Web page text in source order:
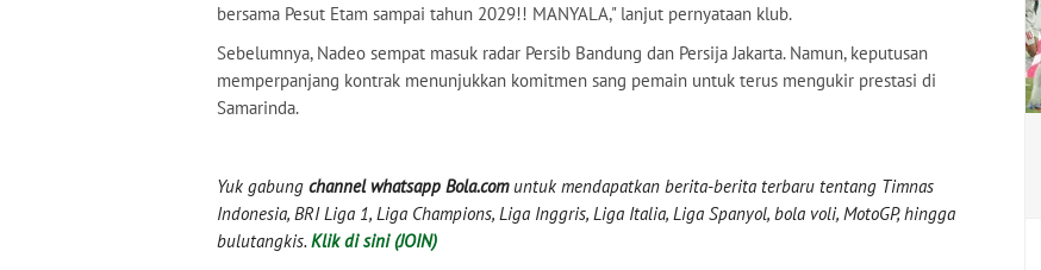
bersama Pesut Etam sampai tahun 2029!! MANYALA," lanjut pernyataan klub.
Sebelumnya, Nadeo sempat masuk radar Persib Bandung dan Persija Jakarta. Namun, keputusan
memperpanjang kontrak menunjukkan komitmen sang pemain untuk terus mengukir prestasi di
Samarinda.
Yuk gabung channel whatsapp Bola.comuntuk mendapatkan berita-berita terbaru tentang Timnas
Indonesia, BRI Liga 1, Liga Champions, Liga Inggris, Liga Italia, Liga Spanyol, bola voli, MotoGP, hingga
bulutangkis. Klik di sini (JOIN)